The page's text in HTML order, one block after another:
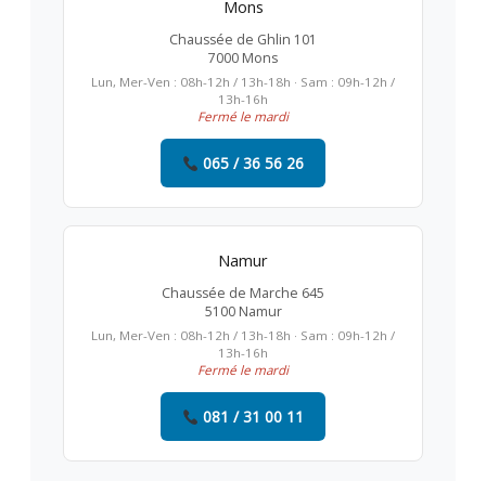
Mons
Chaussée de Ghlin 101
7000 Mons
Lun, Mer-Ven : 08h-12h / 13h-18h · Sam : 09h-12h /
13h-16h
Fermé le mardi
065 / 36 56 26
Namur
Chaussée de Marche 645
5100 Namur
Lun, Mer-Ven : 08h-12h / 13h-18h · Sam : 09h-12h /
13h-16h
Fermé le mardi
081 / 31 00 11